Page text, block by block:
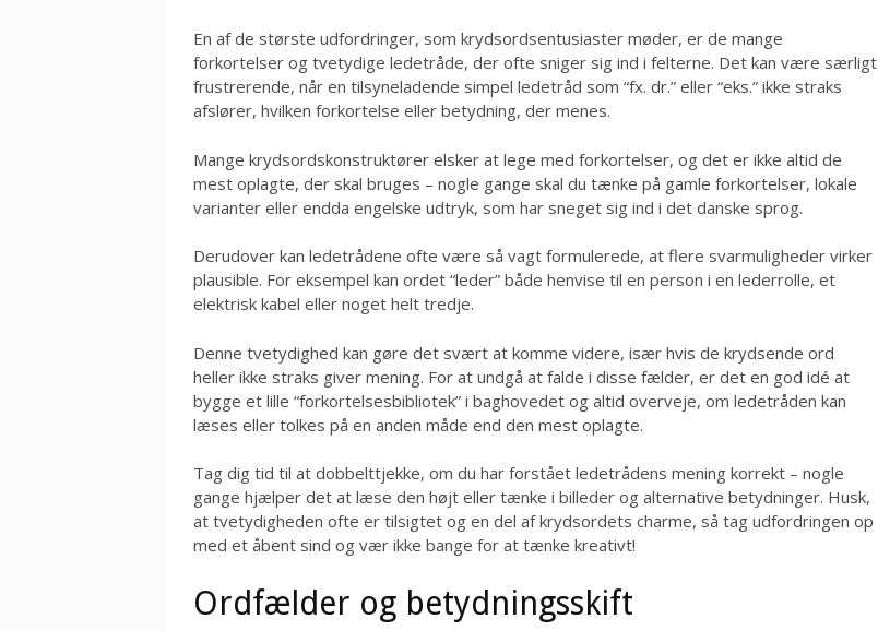
En af de største udfordringer, som krydsordsentusiaster møder, er de mange
forkortelser og tvetydige ledetråde, der ofte sniger sig ind i felterne. Det kan være særligt
frustrerende, når en tilsyneladende simpel ledetråd som “fx. dr.” eller “eks.” ikke straks
afslører, hvilken forkortelse eller betydning, der menes.
Mange krydsordskonstruktører elsker at lege med forkortelser, og det er ikke altid de
mest oplagte, der skal bruges – nogle gange skal du tænke på gamle forkortelser, lokale
varianter eller endda engelske udtryk, som har sneget sig ind i det danske sprog.
Derudover kan ledetrådene ofte være så vagt formulerede, at flere svarmuligheder virker
plausible. For eksempel kan ordet “leder” både henvise til en person i en lederrolle, et
elektrisk kabel eller noget helt tredje.
Denne tvetydighed kan gøre det svært at komme videre, især hvis de krydsende ord
heller ikke straks giver mening. For at undgå at falde i disse fælder, er det en god idé at
bygge et lille “forkortelsesbibliotek” i baghovedet og altid overveje, om ledetråden kan
læses eller tolkes på en anden måde end den mest oplagte.
Tag dig tid til at dobbelttjekke, om du har forstået ledetrådens mening korrekt – nogle
gange hjælper det at læse den højt eller tænke i billeder og alternative betydninger. Husk,
at tvetydigheden ofte er tilsigtet og en del af krydsordets charme, så tag udfordringen op
med et åbent sind og vær ikke bange for at tænke kreativt!
Ordfælder og betydningsskift